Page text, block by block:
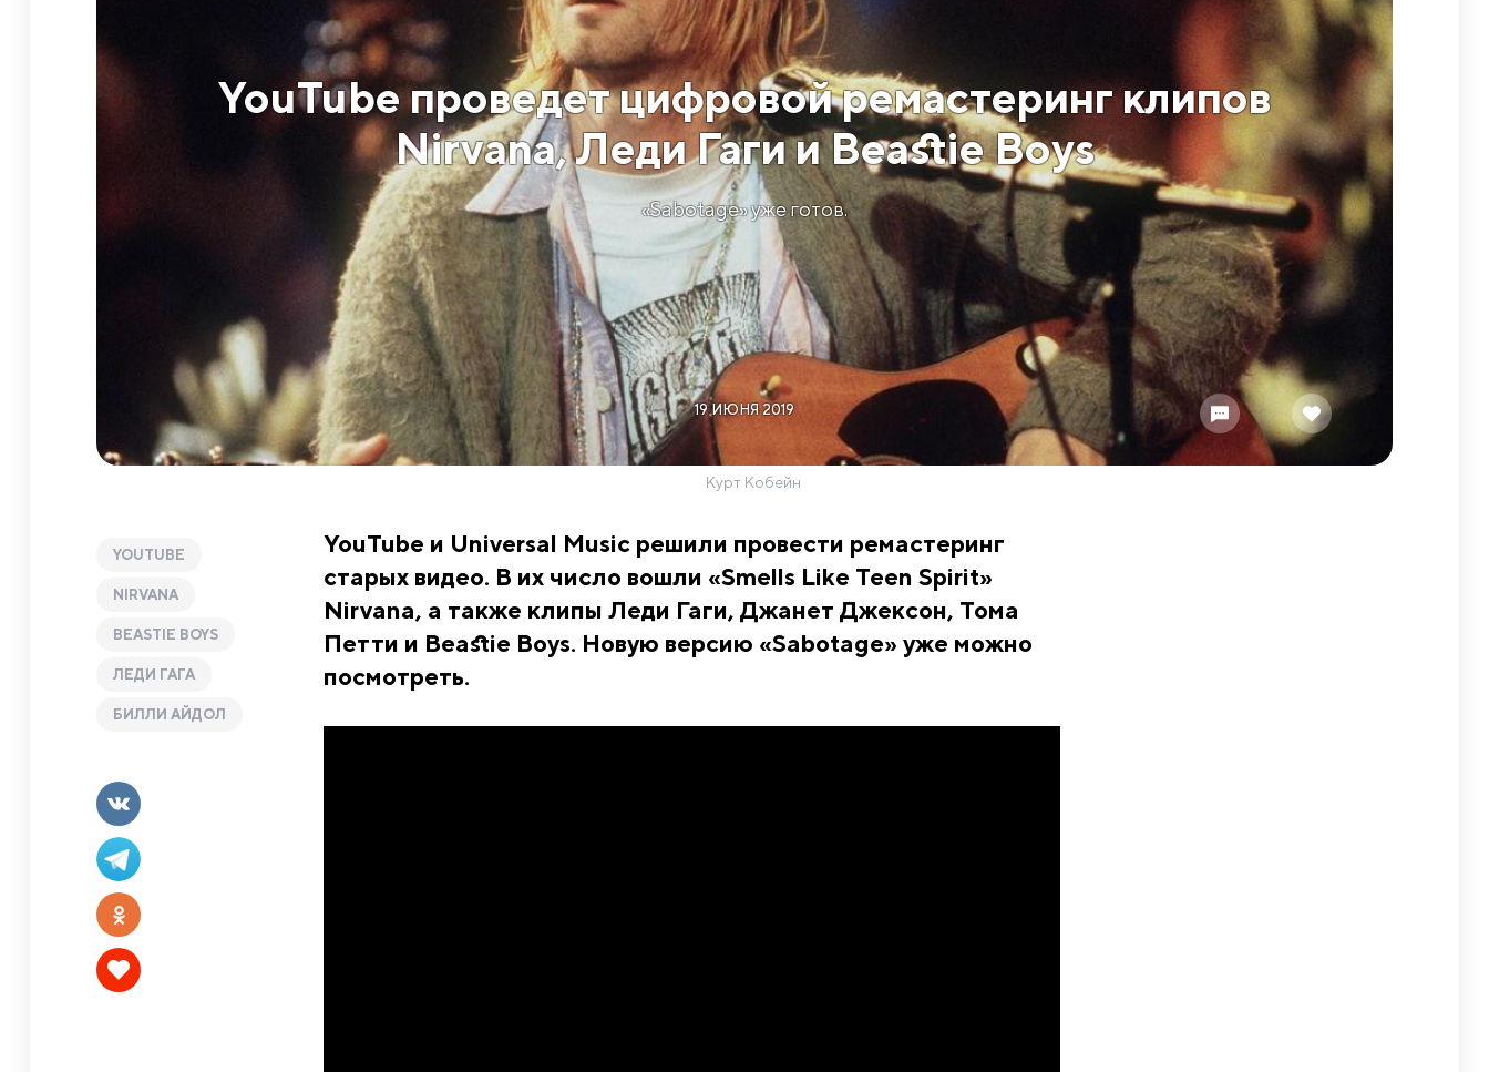
YouTube проведет цифровой ремастеринг клипов
Nirvana, Леди Гаги и Beastie Boys
«Sabotage» уже готов.
19 ИЮНЯ 2019
Курт Кобейн
YOUTUBE
NIRVANA
BEASTIE BOYS
ЛЕДИ ГАГА
БИЛЛИ АЙДОЛ
YouTube и Universal Music решили провести ремастеринг
старых видео. В их число вошли «Smells Like Teen Spirit»
Nirvana, а также клипы Леди Гаги, Джанет Джексон, Тома
Петти и Beastie Boys. Новую версию «Sabotage» уже можно
посмотреть.